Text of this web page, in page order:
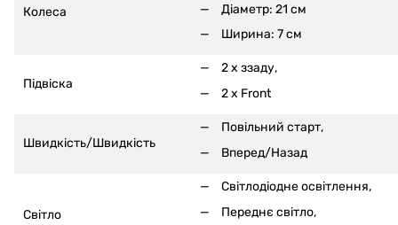
Колеса
Діаметр: 21 см
Ширина: 7 см
Підвіска
2 x ззаду,
2 x Front
Швидкість/Швидкість
Повільний старт,
Вперед/Назад
Світло
Світлодіодне освітлення,
Переднє світло,